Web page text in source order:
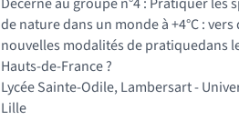
de nature dans un monde à +4°C : vers
nouvelles modalités de pratiquedans
Hauts-de-France ?
Lycée Sainte-Odile, Lambersart -
Lille